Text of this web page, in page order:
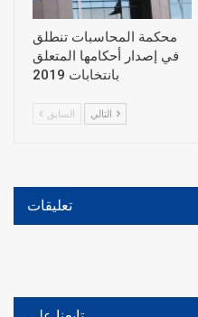
محكمة المحاسبات تنطلق
في إصدار أحكامها المتعلق
بانتخابات 2019
السابق
تعليقات